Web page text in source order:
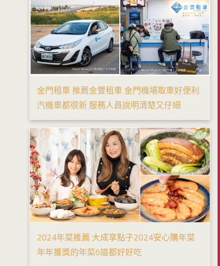
金門租車 推薦金豐租車 金門機場取車好便利
汽機車都很新 服務人員說明清楚又仔細
2024年菜推薦 大成享點子2024安心購年菜
年年獲獎的年菜6道都好好吃